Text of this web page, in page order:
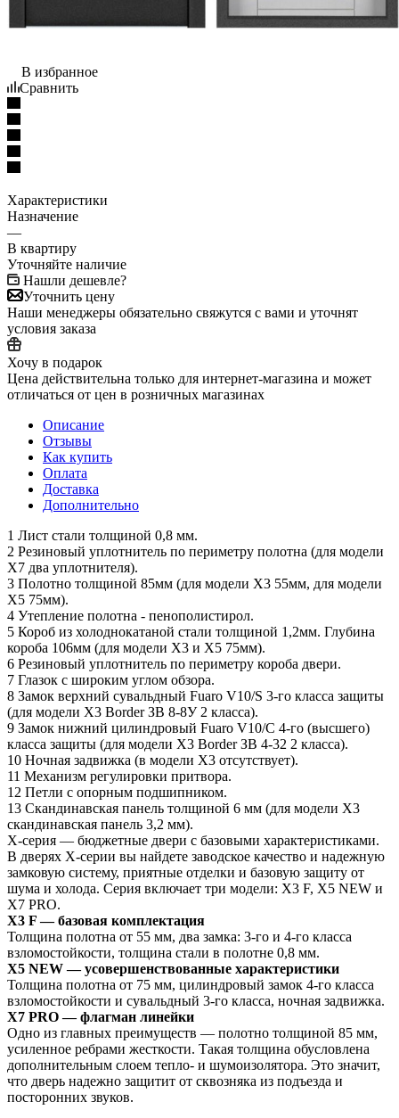
В избранное
Сравнить
Характеристики
Назначение
—
В квартиру
Уточняйте наличие
Нашли дешевле?
Уточнить цену
Наши менеджеры обязательно свяжутся с вами и уточнят
условия заказа
Хочу в подарок
Цена действительна только для интернет-магазина и может
отличаться от цен в розничных магазинах
Описание
Отзывы
Как купить
Оплата
Доставка
Дополнительно
1 Лист стали толщиной 0,8 мм.
2 Резиновый уплотнитель по периметру полотна (для модели
Х7 два уплотнителя).
3 Полотно толщиной 85мм (для модели Х3 55мм, для модели
Х5 75мм).
4 Утепление полотна - пенополистирол.
5 Короб из холоднокатаной стали толщиной 1,2мм. Глубина
короба 106мм (для модели Х3 и X5 75мм).
6 Резиновый уплотнитель по периметру короба двери.
7 Глазок с широким углом обзора.
8 Замок верхний сувальдный Fuaro V10/S 3-го класса защиты
(для модели Х3 Border ЗВ 8-8У 2 класса).
9 Замок нижний цилиндровый Fuaro V10/С 4-го (высшего)
класса защиты (для модели Х3 Border ЗВ 4-32 2 класса).
10 Ночная задвижка (в модели Х3 отсутствует).
11 Механизм регулировки притвора.
12 Петли с опорным подшипником.
13 Скандинавская панель толщиной 6 мм (для модели Х3
скандинавская панель 3,2 мм).
Х-серия — бюджетные двери с базовыми характеристиками.
В дверях Х-серии вы найдете заводское качество и надежную
замковую систему, приятные отделки и базовую защиту от
шума и холода. Cерия включает три модели: Х3 F, Х5 NEW и
Х7 PRO.
Х3 F — базовая комплектация
Толщина полотна от 55 мм, два замка: 3-го и 4-го класса
взломостойкости, толщина стали в полотне 0,8 мм.
Х5 NEW — усовершенствованные характеристики
Толщина полотна от 75 мм, цилиндровый замок 4-го класса
взломостойкости и сувальдный 3-го класса, ночная задвижка.
Х7 PRO — флагман линейки
Одно из главных преимуществ ― полотно толщиной 85 мм,
усиленное ребрами жесткости. Такая толщина обусловлена
дополнительным слоем тепло- и шумоизолятора. Это значит,
что дверь надежно защитит от сквозняка из подъезда и
посторонних звуков.